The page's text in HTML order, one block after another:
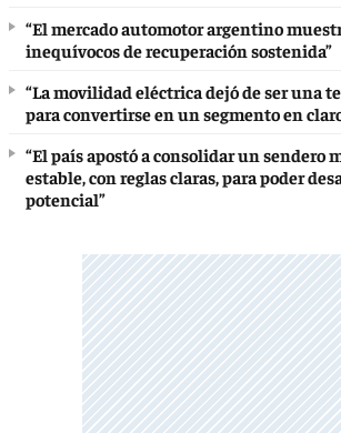
“El mercado automotor argentino
inequívocos de recuperación sostenida”
“La movilidad eléctrica dejó de ser una
para convertirse en un segmento en
“El país apostó a consolidar un sendero
estable, con reglas claras, para poder
potencial”